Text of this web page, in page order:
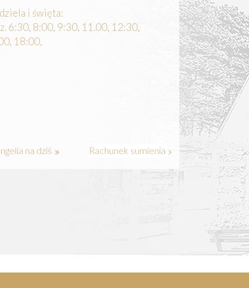
i święta:
6:30, 8:00, 9:30, 11.00, 12:30,
18:00,
na dziś Rachunek sumienia